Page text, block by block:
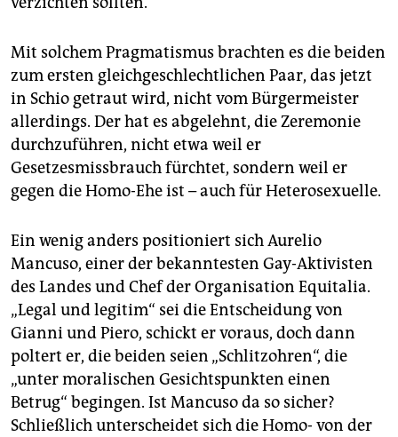
Mit solchem Pragmatismus brachten es die beiden
zum ersten gleichgeschlechtlichen Paar, das jetzt
in Schio getraut wird, nicht vom Bürgermeister
allerdings. Der hat es abgelehnt, die Zeremonie
durchzuführen, nicht etwa weil er
Gesetzesmissbrauch fürchtet, sondern weil er
gegen die Homo-Ehe ist – auch für Heterosexuelle.
Ein wenig anders positioniert sich Aurelio
Mancuso, einer der bekanntesten Gay-Aktivisten
des Landes und Chef der Organisation Equitalia.
„Legal und legitim“ sei die Entscheidung von
Gianni und Piero, schickt er voraus, doch dann
poltert er, die beiden seien „Schlitzohren“, die
„unter moralischen Gesichtspunkten einen
Betrug“ begingen. Ist Mancuso da so sicher?
Schließlich unterscheidet sich die Homo- von der